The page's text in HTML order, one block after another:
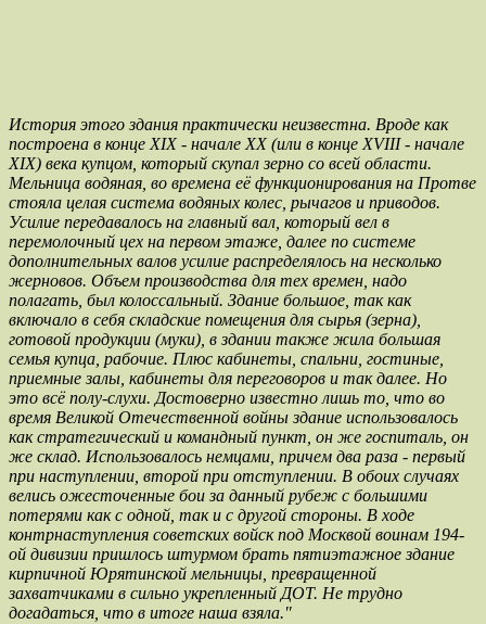
История этого здания практически неизвестна. Вроде как
построена в конце XIX - начале XX (или в конце XVIII - начале
XIX) века купцом, который скупал зерно со всей области.
Мельница водяная, во времена её функционирования на Протве
стояла целая система водяных колес, рычагов и приводов.
Усилие передавалось на главный вал, который вел в
перемолочный цех на первом этаже, далее по системе
дополнительных валов усилие распределялось на несколько
жерновов. Объем производства для тех времен, надо
полагать, был колосcальный. Здание большое, так как
включало в себя складские помещения для сырья (зерна),
готовой продукции (муки), в здании также жила большая
семья купца, рабочие. Плюс кабинеты, спальни, гостиные,
приемные залы, кабинеты для переговоров и так далее. Но
это всё полу-слухи. Достоверно известно лишь то, что во
время Великой Отечественной войны здание использовалось
как стратегический и командный пункт, он же госпиталь, он
же склад. Использовалось немцами, причем два раза - первый
при наступлении, второй при отступлении. В обоих случаях
велись ожесточенные бои за данный рубеж с большими
потерями как с одной, так и с другой стороны. В ходе
контрнаступления советских войск под Москвой воинам 194-
ой дивизии пришлось штурмом брать пятиэтажное здание
кирпичной Юрятинской мельницы, превращенной
захватчиками в сильно укрепленный ДОТ. Не трудно
догадаться, что в итоге наша взяла."